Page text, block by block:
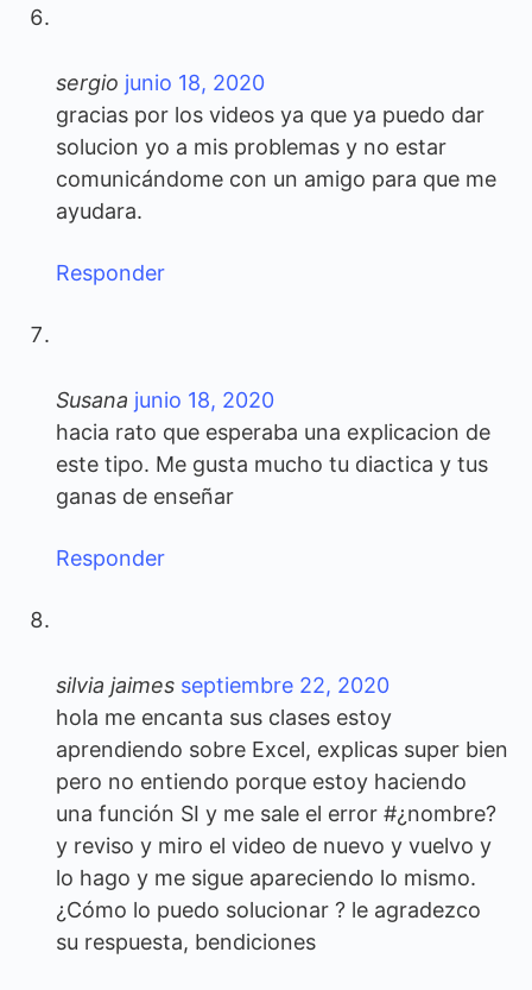
sergio junio 18, 2020
gracias por los videos ya que ya puedo dar
solucion yo a mis problemas y no estar
comunicándome con un amigo para que me
ayudara.
Responder
Susana junio 18, 2020
hacia rato que esperaba una explicacion de
este tipo. Me gusta mucho tu diactica y tus
ganas de enseñar
Responder
silvia jaimes septiembre 22, 2020
hola me encanta sus clases estoy
aprendiendo sobre Excel, explicas super bien
pero no entiendo porque estoy haciendo
una función SI y me sale el error #¿nombre?
y reviso y miro el video de nuevo y vuelvo y
lo hago y me sigue apareciendo lo mismo.
¿Cómo lo puedo solucionar ? le agradezco
su respuesta, bendiciones